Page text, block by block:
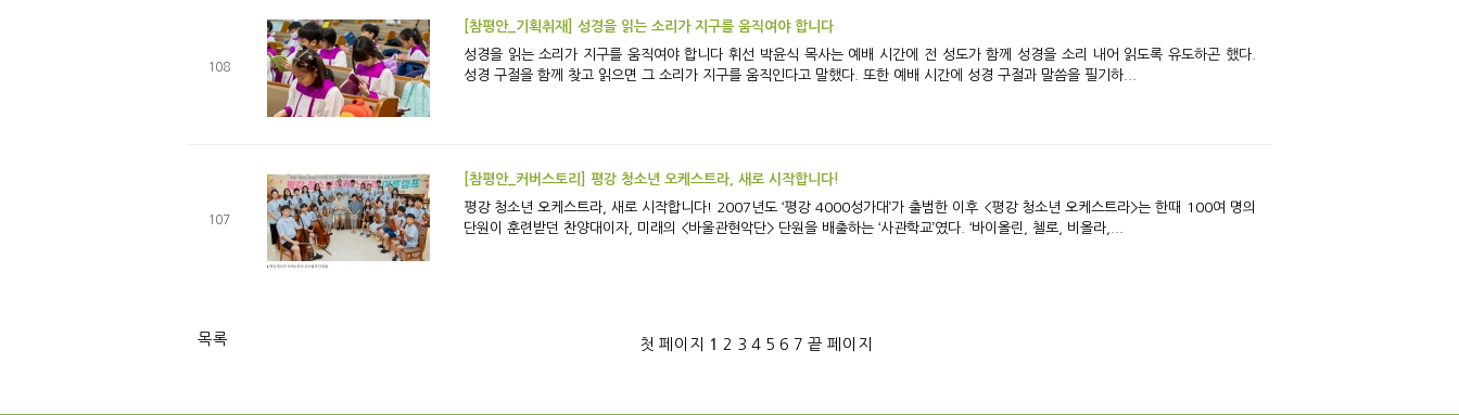
108
[참평안_기획취재] 성경을 읽는 소리가 지구를 움직여야 합니다
성경을 읽는 소리가 지구를 움직여야 합니다 휘선 박윤식 목사는 예배 시간에 전 성도가 함께 성경을 소리 내어 읽도록 유도하곤 했다.
성경 구절을 함께 찾고 읽으면 그 소리가 지구를 움직인다고 말했다. 또한 예배 시간에 성경 구절과 말씀을 필기하...
107
[참평안_커버스토리] 평강 청소년 오케스트라, 새로 시작합니다!
평강 청소년 오케스트라, 새로 시작합니다! 2007년도 ‘평강 4000성가대’가 출범한 이후 <평강 청소년 오케스트라>는 한때 100여 명의
단원이 훈련받던 찬양대이자, 미래의 <바울관현악단> 단원을 배출하는 ‘사관학교’였다. ‘바이올린, 첼로, 비올라,...
목록 첫 페이지 1 2 3 4 5 6 7 끝 페이지